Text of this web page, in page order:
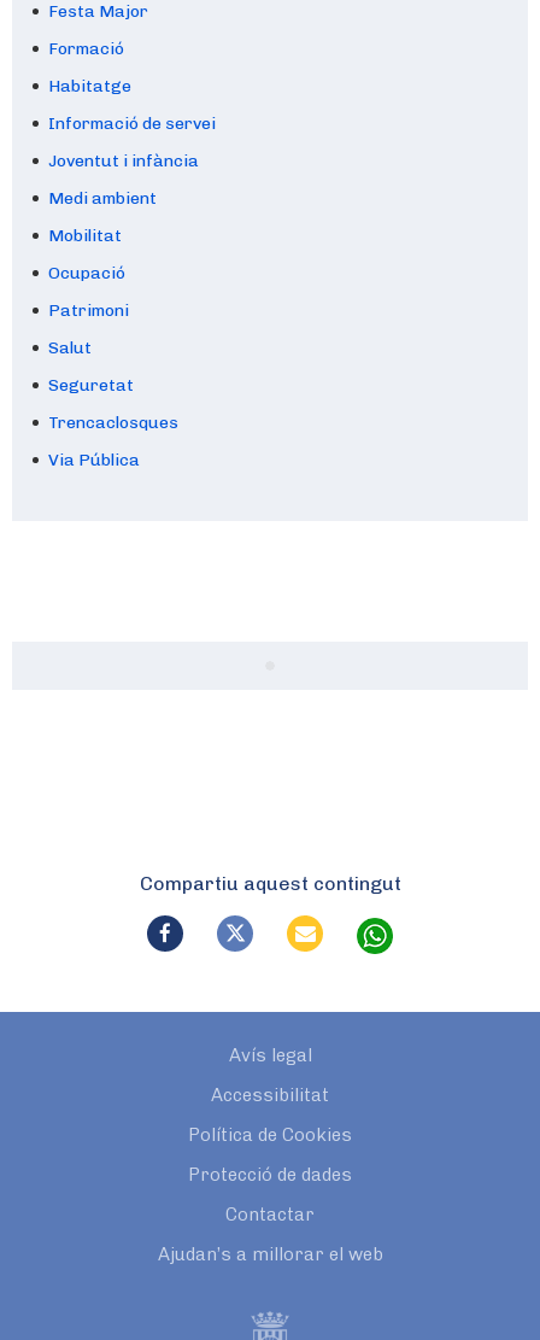
Festa Major
Formació
Habitatge
Informació de servei
Joventut i infància
Medi ambient
Mobilitat
Ocupació
Patrimoni
Salut
Seguretat
Trencaclosques
Via Pública
Compartiu aquest contingut
Avís legal
Accessibilitat
Política de Cookies
Protecció de dades
Contactar
Ajudan’s a millorar el web